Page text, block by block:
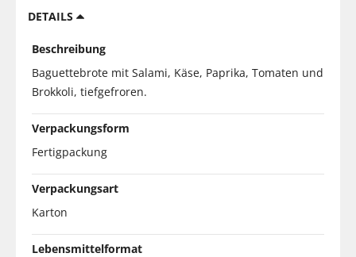
DETAILS
Beschreibung
Baguettebrote mit Salami, Käse, Paprika, Tomaten und
Brokkoli, tiefgefroren.
Verpackungsform
Fertigpackung
Verpackungsart
Karton
Lebensmittelformat